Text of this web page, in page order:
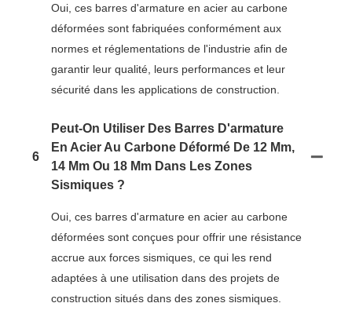
Oui, ces barres d'armature en acier au carbone
déformées sont fabriquées conformément aux
normes et réglementations de l'industrie afin de
garantir leur qualité, leurs performances et leur
sécurité dans les applications de construction.
6
Peut-On Utiliser Des Barres D'armature
En Acier Au Carbone Déformé De 12 Mm,
14 Mm Ou 18 Mm Dans Les Zones
Sismiques ?
Oui, ces barres d'armature en acier au carbone
déformées sont conçues pour offrir une résistance
accrue aux forces sismiques, ce qui les rend
adaptées à une utilisation dans des projets de
construction situés dans des zones sismiques.